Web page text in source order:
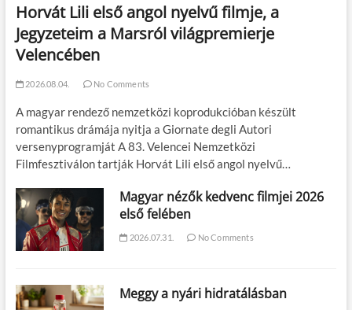
Horvát Lili első angol nyelvű filmje, a
Jegyzeteim a Marsról világpremierje
Velencében
2026.08.04. No Comments
A magyar rendező nemzetközi koprodukcióban készült
romantikus drámája nyitja a Giornate degli Autori
versenyprogramját A 83. Velencei Nemzetközi
Filmfesztiválon tartják Horvát Lili első angol nyelvű…
Magyar nézők kedvenc filmjei 2026
első felében
2026.07.31. No Comments
Meggy a nyári hidratálásban